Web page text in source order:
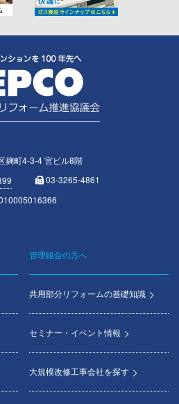
麹町4-3-4 宮ビル8階
03-3265-4861
管理組合の方へ
共用部分リフォームの基礎知識
セミナー・イベント情報
大規模改修工事会社を探す